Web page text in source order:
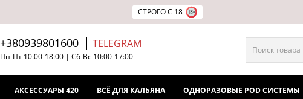
СТРОГО С 18
+380939801600 TELEGRAM
Пн-Пт 10:00-18:00 | Сб-Вс 10:00-17:00
АКСЕССУАРЫ 420 ВСЁ ДЛЯ КАЛЬЯНА ОДНОРАЗОВЫЕ POD СИСТЕМЫ